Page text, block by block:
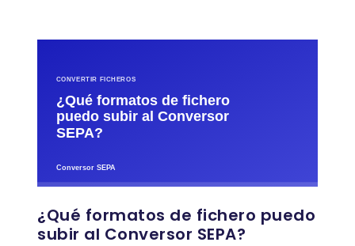
¿Qué formatos de fichero puedo
subir al Conversor SEPA?